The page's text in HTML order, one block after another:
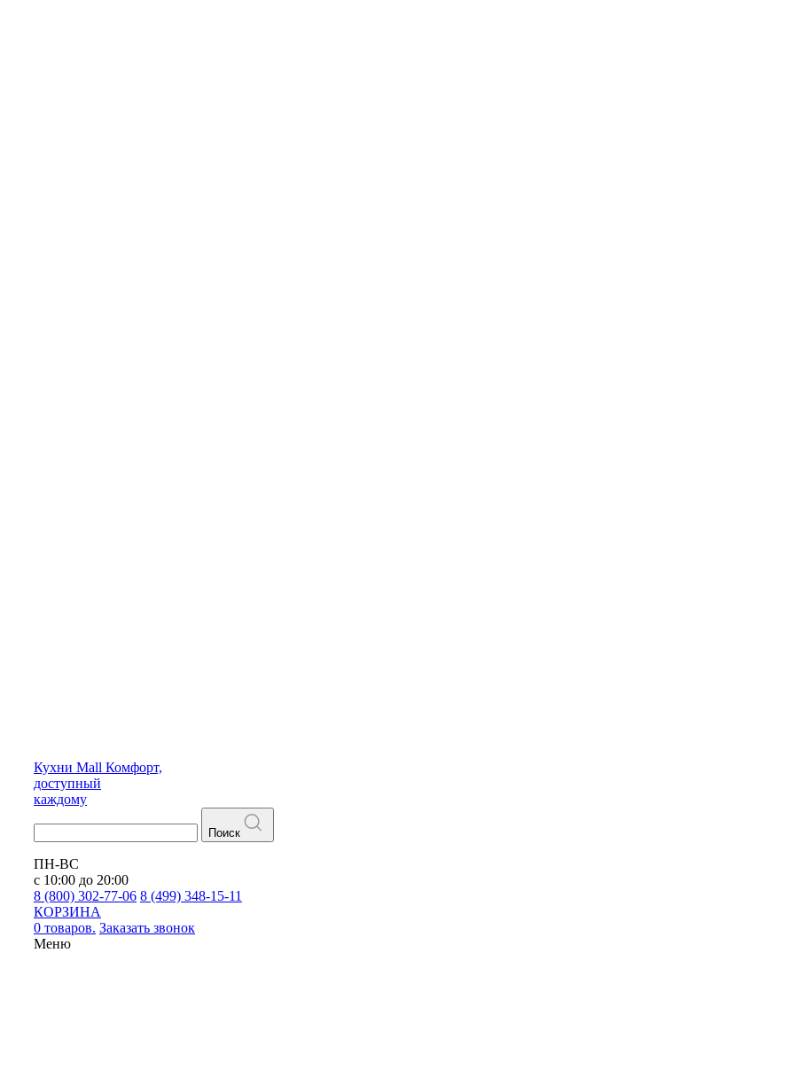
Кухни Mall Комфорт,
доступный
каждому
Поиск
ПН-ВС
с 10:00 до 20:00
8 (800) 302-77-06 8 (499) 348-15-11
КОРЗИНА
0 товаров. Заказать звонок
Меню